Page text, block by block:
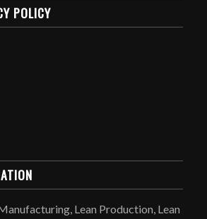
POLICY
Lean Production, Lean